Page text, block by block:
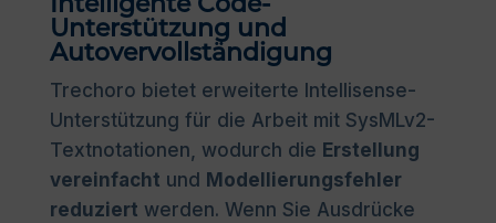
Unterstützung und
Autovervollständigung
Trechoro bietet erweiterte Intellisense-
Unterstützung für die Arbeit mit SysMLv2-
Textnotationen, wodurch die Erstellung
vereinfacht und Modellierungsfehler
reduziert werden. Wenn Sie Ausdrücke